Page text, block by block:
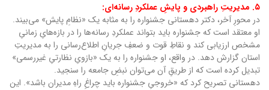
۵. مدیریتِ راهبردی و پایشِ عملکردِ رسانه‌ای:
در محورِ آخر، دکتر دهستانی جشنواره را به مثابه یک «نظامِ پایش» می‌بیند.
او معتقد است که جشنواره باید بتواند عملکردِ رسانه‌ها را در بازه‌هایِ زمانیِ
مشخص ارزیابی کند و نقاطِ قوت و ضعفِ جریانِ اطلاع‌رسانی را به مدیریتِ
استان گزارش دهد. در واقع، او جشنواره را به یک «بازویِ نظارتیِ غیررسمی»
تبدیل کرده است که از طریقِ آن می‌توان نبضِ جامعه را سنجید.
دهستانی تصریح کرد که «خروجیِ جشنواره باید چراغِ راهِ مدیران باشد». این